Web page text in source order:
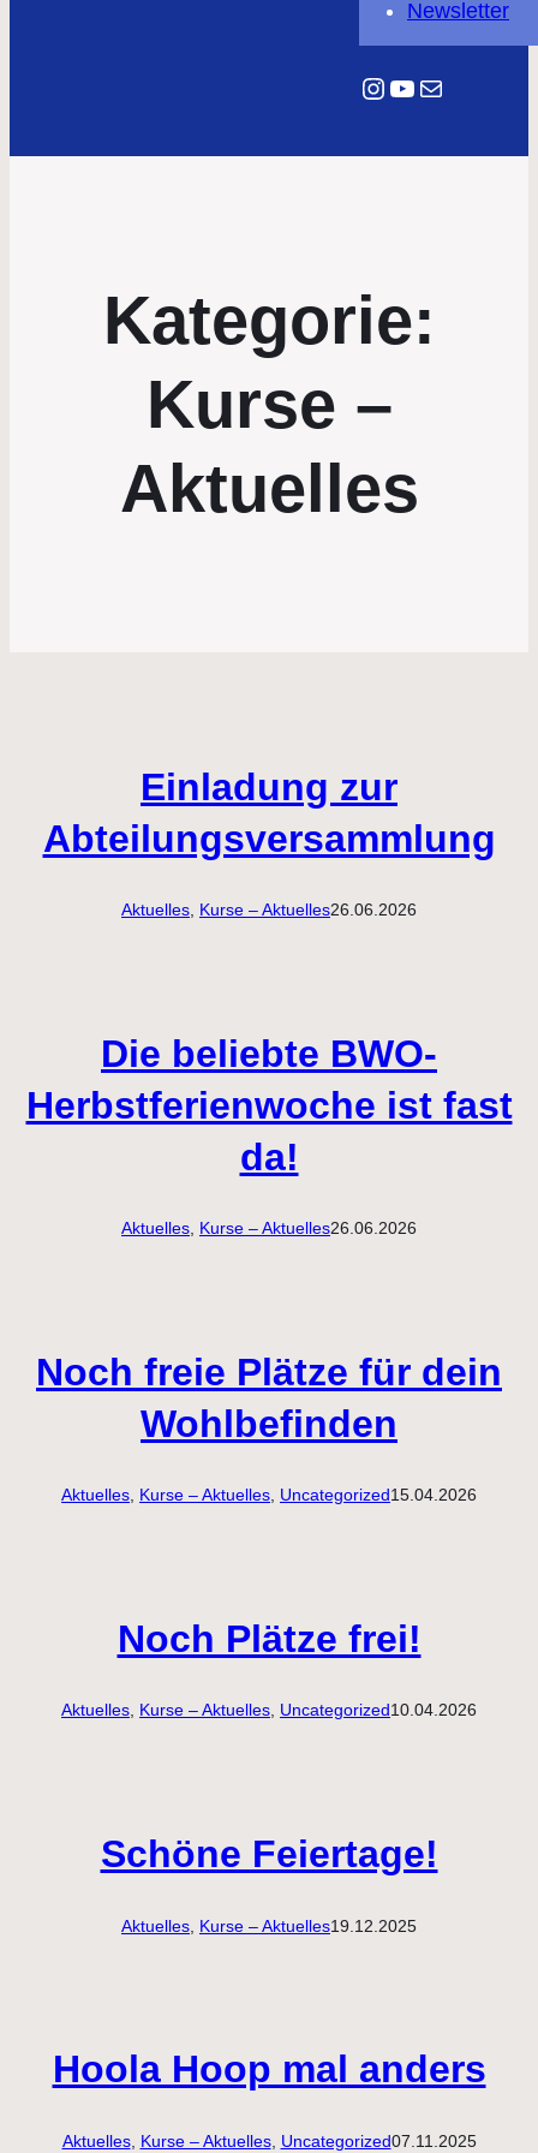
Newsletter
Instagram
YouTube
E-Mail
Kategorie:
Kurse –
Aktuelles
Einladung zur
Abteilungsversammlung
Aktuelles Kurse – Aktuelles26.06.2026
Die beliebte BWO-
Herbstferienwoche ist fast
da!
Aktuelles, Kurse – Aktuelles26.06.2026
Noch freie Plätze für dein
Wohlbefinden
Aktuelles, Kurse – Aktuelles, Uncategorized15.04.2026
Noch Plätze frei!
Aktuelles, Kurse – Aktuelles, Uncategorized10.04.2026
Schöne Feiertage!
Aktuelles Kurse – Aktuelles19.12.2025
Hoola Hoop mal anders
Aktuelles, Kurse – Aktuelles, Uncategorized07.11.2025